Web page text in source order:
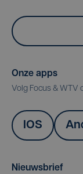
Onze apps
Volg Focus & WTV
IOS
Nieuwsbrief